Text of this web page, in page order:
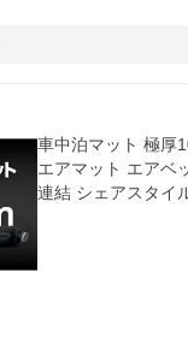
車中泊マット 極厚10cm インフレータブ
エアマット エアベ
連結 シェアスタイ